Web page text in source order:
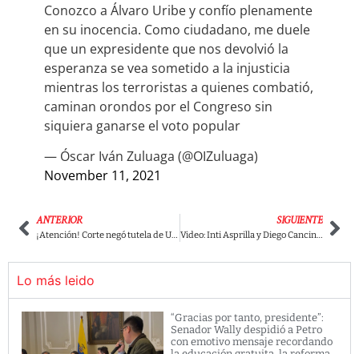
Conozco a Álvaro Uribe y confío plenamente
en su inocencia. Como ciudadano, me duele
que un expresidente que nos devolvió la
esperanza se vea sometido a la injusticia
mientras los terroristas a quienes combatió,
caminan orondos por el Congreso sin
siquiera ganarse el voto popular
— Óscar Iván Zuluaga (@OIZuluaga)
November 11, 2021
ANTERIOR
¡Atención! Corte negó tutela de Uribe y le mantiene condición de imputado
SIGUIENTE
Video: Inti Asprilla y Diego Cancino, le ‘cantaron la tabla’ al concejal Julián Sastoque.
Lo más leido
“Gracias por tanto, presidente”:
Senador Wally despidió a Petro
con emotivo mensaje recordando